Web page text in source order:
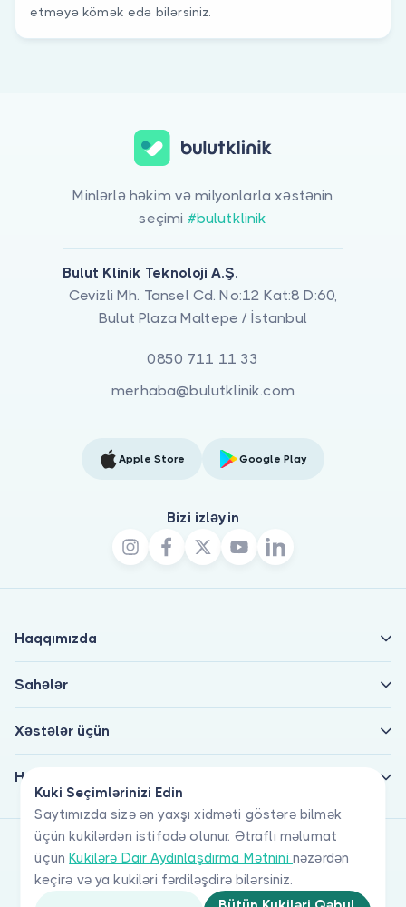
etməyə kömək edə bilərsiniz.
Kuki Seçimlərinizi Edin
Saytımızda sizə ən yaxşı xidməti göstərə bilmək
üçün kukilərdən istifadə olunur. Ətraflı məlumat
üçünKukilərə Dair Aydınlaşdırma Mətnini nəzərdən
keçirə və ya kukiləri fərdiləşdirə bilərsiniz.
Minlərlə həkim və milyonlarla xəstənin
seçimi #bulutklinik
Bulut Klinik Teknoloji A.Ş.
Cevizli Mh. Tansel Cd. No:12 Kat:8 D:60,
Bulut Plaza Maltepe / İstanbul
0850 711 11 33
merhaba@bulutklinik.com
Apple Store Google Play
Bizi izləyin
Haqqımızda
Sahələr
Xəstələr üçün
Həkimlər üçün